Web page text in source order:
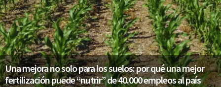
Una mejora no solo para los suelos: por qué una mejor
fertilización puede “nutrir” de 40.000 empleos al país